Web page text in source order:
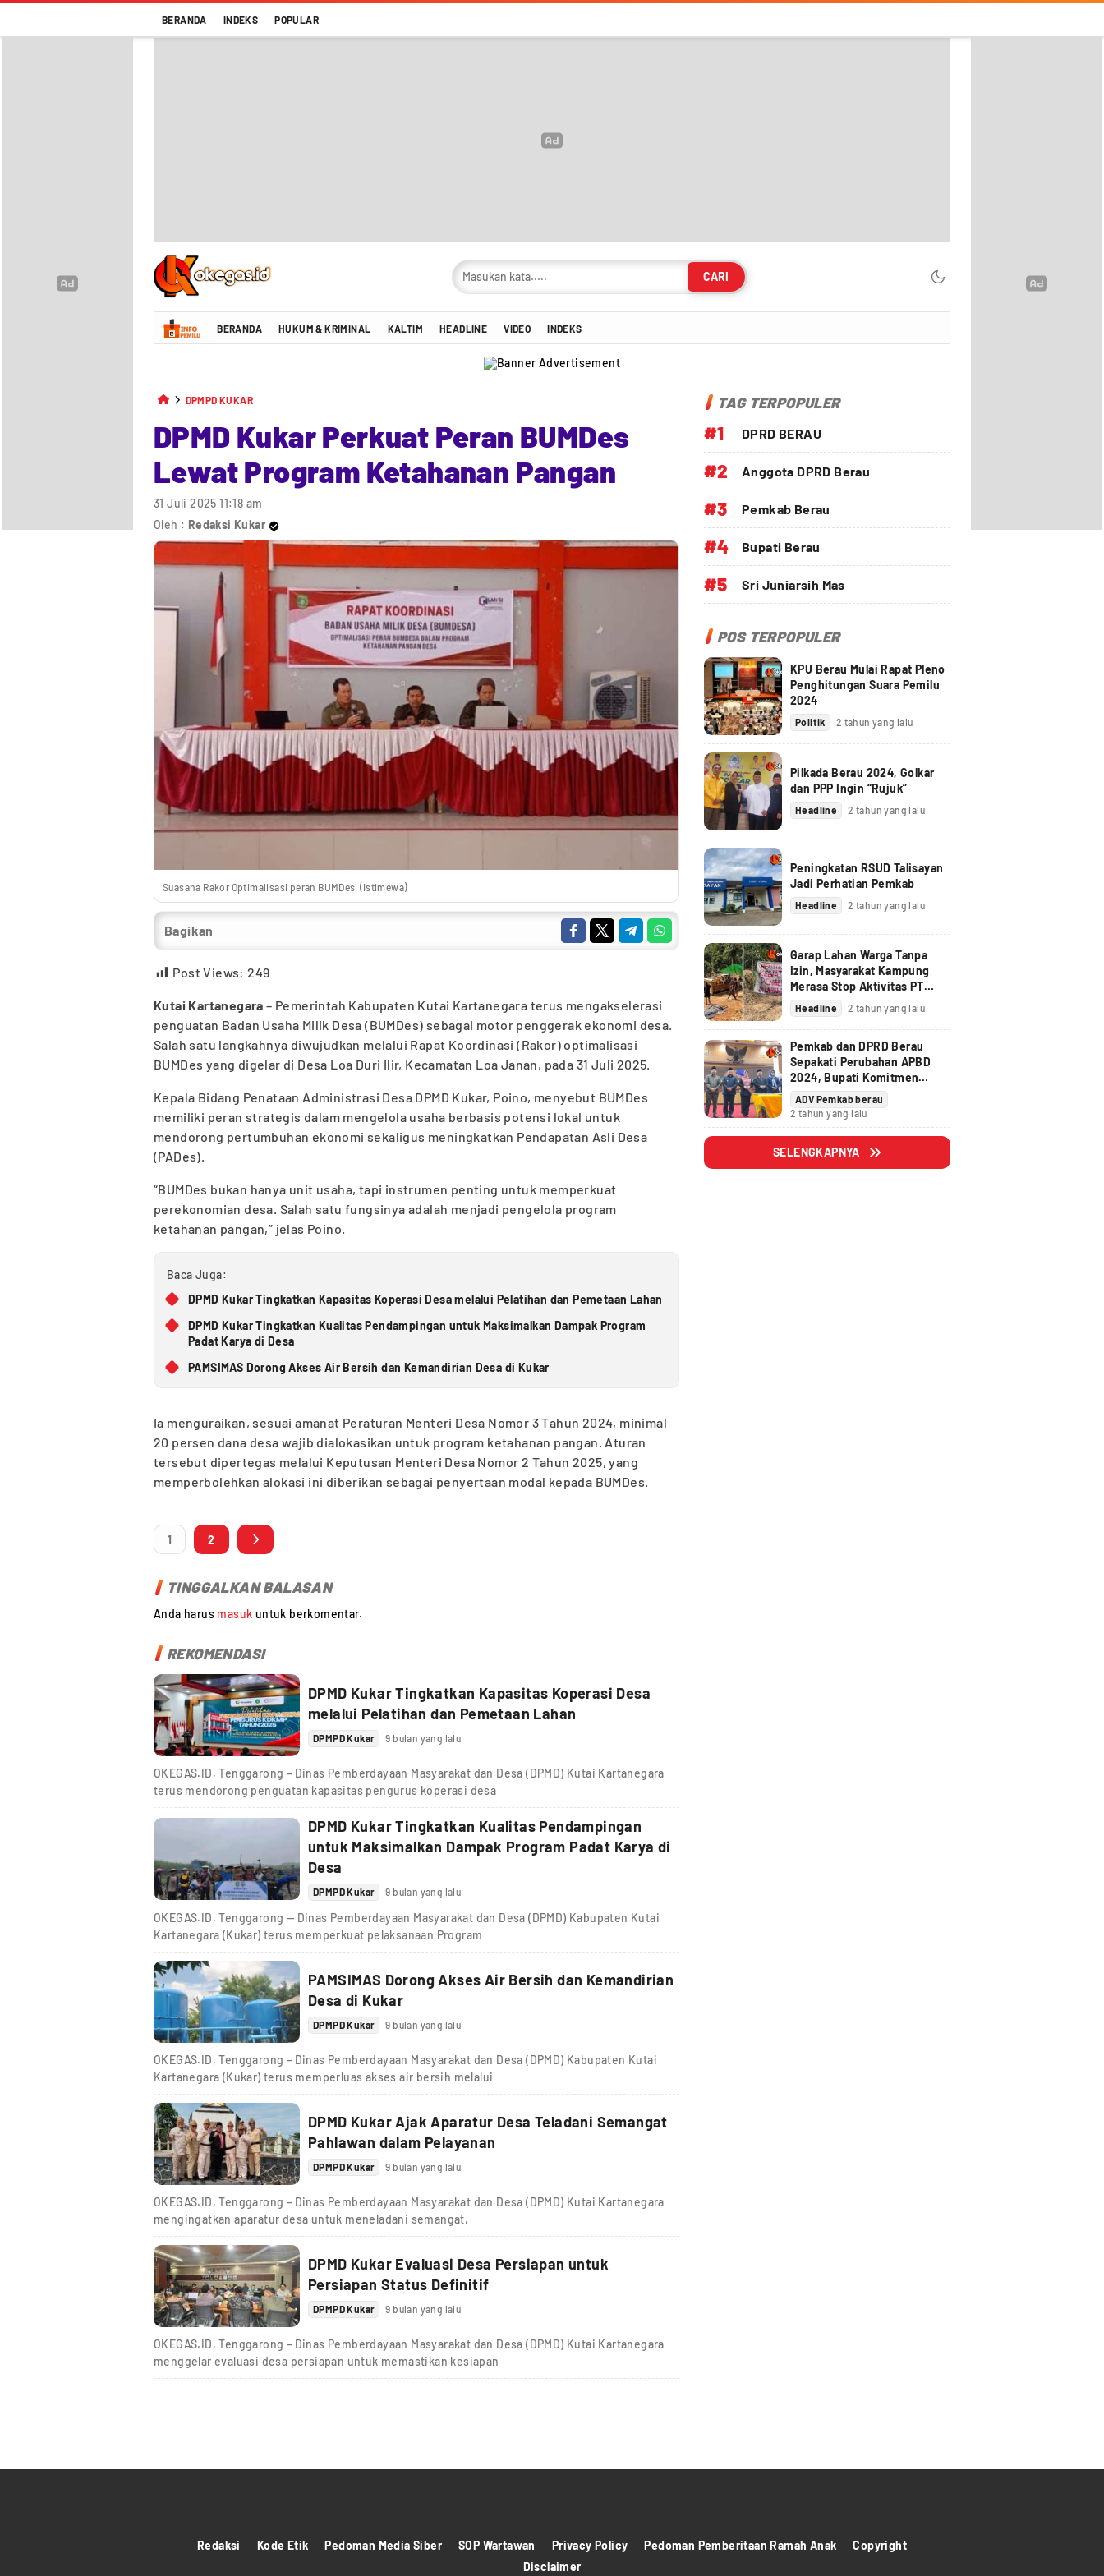
BERANDA INDEKS POPULAR
Oke Gas Indonesia | Energi Positif Informasi Terkini!
CARI
BERANDA HUKUM & KRIMINAL KALTIM HEADLINE VIDEO INDEKS
DPMPD KUKAR
DPMD Kukar Perkuat Peran BUMDes
Lewat Program Ketahanan Pangan
31 Juli 2025 11:18 am
Oleh : Redaksi Kukar
Suasana Rakor Optimalisasi peran BUMDes. (Istimewa)
Bagikan
Post Views: 249
Kutai Kartanegara – Pemerintah Kabupaten Kutai Kartanegara terus mengakselerasi
penguatan Badan Usaha Milik Desa (BUMDes) sebagai motor penggerak ekonomi desa.
Salah satu langkahnya diwujudkan melalui Rapat Koordinasi (Rakor) optimalisasi
BUMDes yang digelar di Desa Loa Duri Ilir, Kecamatan Loa Janan, pada 31 Juli 2025.
Kepala Bidang Penataan Administrasi Desa DPMD Kukar, Poino, menyebut BUMDes
memiliki peran strategis dalam mengelola usaha berbasis potensi lokal untuk
mendorong pertumbuhan ekonomi sekaligus meningkatkan Pendapatan Asli Desa
(PADes).
“BUMDes bukan hanya unit usaha, tapi instrumen penting untuk memperkuat
perekonomian desa. Salah satu fungsinya adalah menjadi pengelola program
ketahanan pangan,” jelas Poino.
Baca Juga:
DPMD Kukar Tingkatkan Kapasitas Koperasi Desa melalui Pelatihan dan Pemetaan Lahan
DPMD Kukar Tingkatkan Kualitas Pendampingan untuk Maksimalkan Dampak Program
Padat Karya di Desa
PAMSIMAS Dorong Akses Air Bersih dan Kemandirian Desa di Kukar
Ia menguraikan, sesuai amanat Peraturan Menteri Desa Nomor 3 Tahun 2024, minimal
20 persen dana desa wajib dialokasikan untuk program ketahanan pangan. Aturan
tersebut dipertegas melalui Keputusan Menteri Desa Nomor 2 Tahun 2025, yang
memperbolehkan alokasi ini diberikan sebagai penyertaan modal kepada BUMDes.
1 2
TINGGALKAN BALASAN
Anda harus masuk untuk berkomentar.
REKOMENDASI
DPMD Kukar Tingkatkan Kapasitas Koperasi Desa
melalui Pelatihan dan Pemetaan Lahan
DPMPD Kukar 9 bulan yang lalu
OKEGAS.ID, Tenggarong – Dinas Pemberdayaan Masyarakat dan Desa (DPMD) Kutai Kartanegara
terus mendorong penguatan kapasitas pengurus koperasi desa
DPMD Kukar Tingkatkan Kualitas Pendampingan
untuk Maksimalkan Dampak Program Padat Karya di
Desa
DPMPD Kukar 9 bulan yang lalu
OKEGAS.ID, Tenggarong — Dinas Pemberdayaan Masyarakat dan Desa (DPMD) Kabupaten Kutai
Kartanegara (Kukar) terus memperkuat pelaksanaan Program
PAMSIMAS Dorong Akses Air Bersih dan Kemandirian
Desa di Kukar
DPMPD Kukar 9 bulan yang lalu
OKEGAS.ID, Tenggarong – Dinas Pemberdayaan Masyarakat dan Desa (DPMD) Kabupaten Kutai
Kartanegara (Kukar) terus memperluas akses air bersih melalui
DPMD Kukar Ajak Aparatur Desa Teladani Semangat
Pahlawan dalam Pelayanan
DPMPD Kukar 9 bulan yang lalu
OKEGAS.ID, Tenggarong – Dinas Pemberdayaan Masyarakat dan Desa (DPMD) Kutai Kartanegara
mengingatkan aparatur desa untuk meneladani semangat,
DPMD Kukar Evaluasi Desa Persiapan untuk
Persiapan Status Definitif
DPMPD Kukar 9 bulan yang lalu
OKEGAS.ID, Tenggarong – Dinas Pemberdayaan Masyarakat dan Desa (DPMD) Kutai Kartanegara
menggelar evaluasi desa persiapan untuk memastikan kesiapan
TAG TERPOPULER
#1 DPRD BERAU
#2 Anggota DPRD Berau
#3 Pemkab Berau
#4 Bupati Berau
#5 Sri Juniarsih Mas
POS TERPOPULER
KPU Berau Mulai Rapat Pleno
Penghitungan Suara Pemilu
2024
Politik 2 tahun yang lalu
Pilkada Berau 2024, Golkar
dan PPP Ingin “Rujuk”
Headline 2 tahun yang lalu
Peningkatan RSUD Talisayan
Jadi Perhatian Pemkab
Headline 2 tahun yang lalu
Garap Lahan Warga Tanpa
Izin, Masyarakat Kampung
Merasa Stop Aktivitas PT
Berau Coal
Headline 2 tahun yang lalu
Pemkab dan DPRD Berau
Sepakati Perubahan APBD
2024, Bupati Komitmen
Tindak Lanjuti Pandangan
Fraksi
ADV Pemkab berau
2 tahun yang lalu
SELENGKAPNYA
Redaksi Kode Etik Pedoman Media Siber SOP Wartawan Privacy Policy Pedoman Pemberitaan Ramah Anak
Copyright
Disclaimer